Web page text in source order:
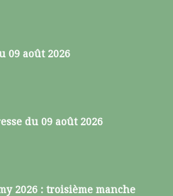
09 août 2026
du 09 août 2026
2026 : troisième manche